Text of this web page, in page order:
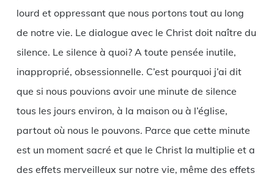
lourd et oppressant que nous portons tout au long
de notre vie. Le dialogue avec le Christ doit naître du
silence. Le silence à quoi? A toute pensée inutile,
inapproprié, obsessionnelle. C’est pourquoi j’ai dit
que si nous pouvions avoir une minute de silence
tous les jours environ, à la maison ou à l’église,
partout où nous le pouvons. Parce que cette minute
est un moment sacré et que le Christ la multiplie et a
des effets merveilleux sur notre vie, même des effets